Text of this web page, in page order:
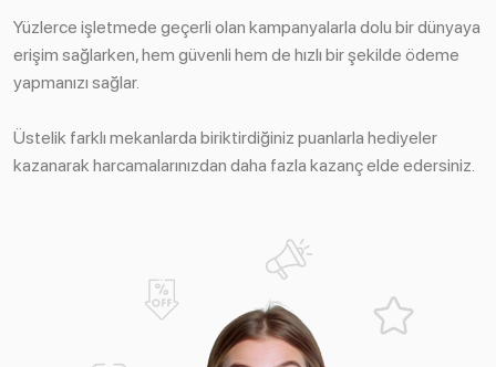
Yüzlerce işletmede geçerli olan kampanyalarla dolu bir dünyaya
erişim sağlarken, hem güvenli hem de hızlı bir şekilde ödeme
yapmanızı sağlar.
Üstelik farklı mekanlarda biriktirdiğiniz puanlarla hediyeler
kazanarak harcamalarınızdan daha fazla kazanç elde edersiniz.